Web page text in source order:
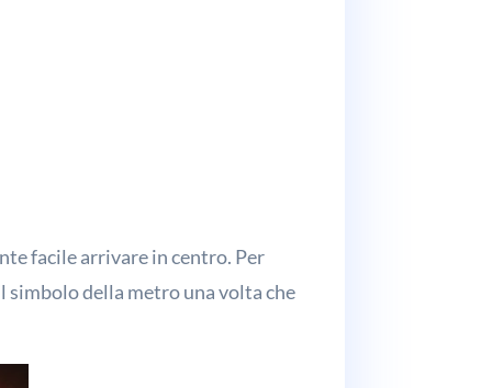
facile arrivare in centro. Per
simbolo della metro una volta che